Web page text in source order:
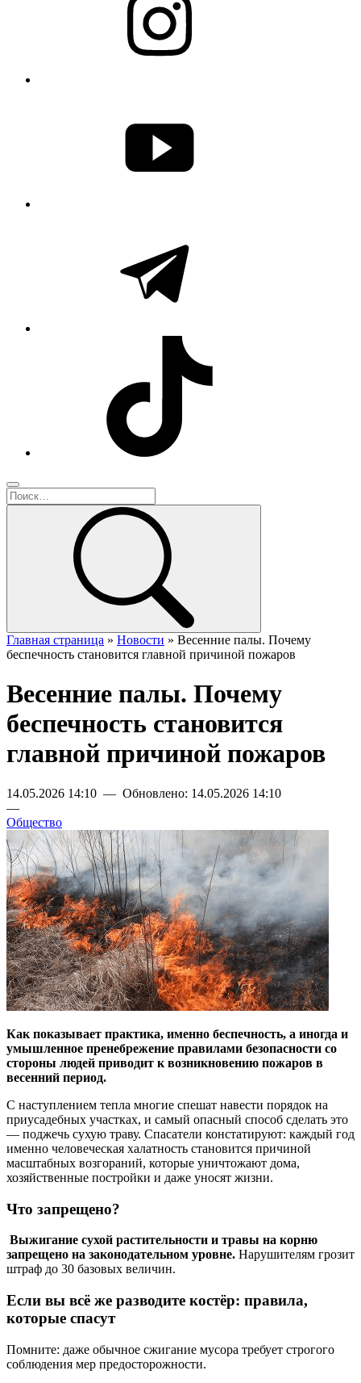
Главная страница » Новости » Весенние палы. Почему
беспечность становится главной причиной пожаров
Весенние палы. Почему
беспечность становится
главной причиной пожаров
14.05.2026 14:10 — Обновлено: 14.05.2026 14:10
—
Общество
Как показывает практика, именно беспечность, а иногда и
умышленное пренебрежение правилами безопасности со
стороны людей приводит к возникновению пожаров в
весенний период.
С наступлением тепла многие спешат навести порядок на
приусадебных участках, и самый опасный способ сделать это
— поджечь сухую траву. Спасатели констатируют: каждый год
именно человеческая халатность становится причиной
масштабных возгораний, которые уничтожают дома,
хозяйственные постройки и даже уносят жизни.
Что запрещено?
Выжигание сухой растительности и травы на корню
запрещено на законодательном уровне. Нарушителям грозит
штраф до 30 базовых величин.
Если вы всё же разводите костёр: правила,
которые спасут
Помните: даже обычное сжигание мусора требует строгого
соблюдения мер предосторожности.